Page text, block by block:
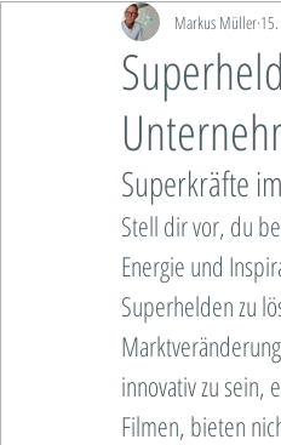
Standortentwicklung
Standortmanagement
Systemanalyse
INNOV8!
Markus Müller
Superkräfte
Stell dir vor, du
Energie und
Superhelden zu
innovativ zu sein,
Filmen, bieten